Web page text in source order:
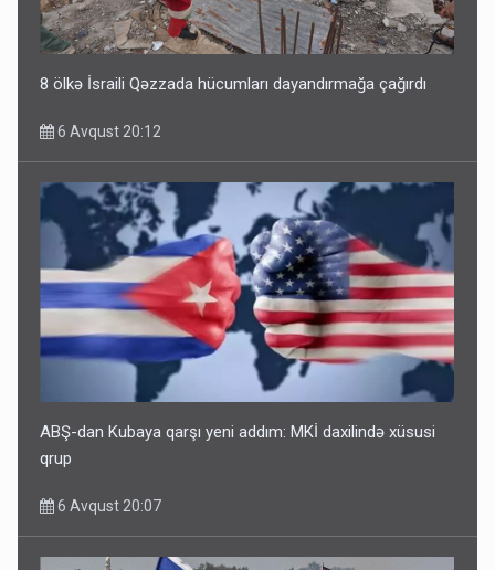
8 ölkə İsraili Qəzzada hücumları dayandırmağa çağırdı
6 Avqust 20:12
ABŞ-dan Kubaya qarşı yeni addım: MKİ daxilində xüsusi
qrup
6 Avqust 20:07